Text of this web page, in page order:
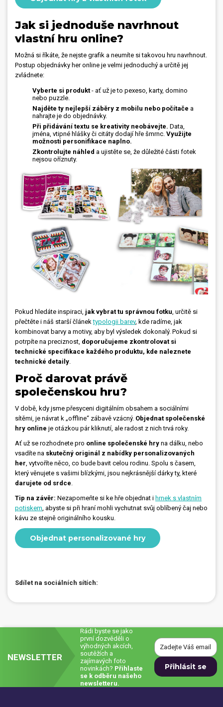
Jak si jednoduše navrhnout
vlastní hru online?
Možná si říkáte, že nejste grafik a neumíte si takovou hru navrhnout.
Postup objednávky her online je velmi jednoduchý a určitě jej
zvládnete:
Vyberte si produkt - ať už je to pexeso, karty, domino
nebo puzzle.
Najděte ty nejlepší záběry z mobilu nebo počítače a
nahrajte je do objednávky.
Při přidávání textu se kreativity neobávejte. Data,
jména, vtipné hlášky či citáty dodají hře šmrnc. Využijte
možnosti personifikace naplno.
Zkontrolujte náhled a ujistěte se, že důležité části fotek
nejsou oříznuty.
Pokud hledáte inspiraci, jak vybrat tu správnou fotku , určitě si
přečtěte i náš starší článektypologii barev, kde radíme, jak
kombinovat barvy a motivy, aby byl výsledek dokonalý. Pokud si
potrpíte na preciznost, doporučujeme zkontrolovat si
technické specifikace každého produktu, kde naleznete
technické detaily
Proč darovat právě
společenskou hru?
V době, kdy jsme přesyceni digitálním obsahem a sociálními
sítěmi, je návrat k „offline“ zábavě vzácný. Objednat společenské
hry online je otázkou pár kliknutí, ale radost z nich trvá roky.
Ať už se rozhodnete pro online společenské hry na dálku, nebo
vsadíte na skutečný originál z nabídky personalizovaných
her , vytvoříte něco, co bude bavit celou rodinu. Spolu s časem,
který věnujete s vašimi blízkými, jsou nejkrásnější dárky ty, které
darujete od srdce
Tip na závěr: Nezapomeňte si ke hře objednat i hrnek s vlastním
potiskem , abyste si při hraní mohli vychutnat svůj oblíbený čaj nebo
kávu ze stejně originálního kousku.
Objednat personalizované hry
Sdílet na sociálních sítích:
NEWSLETTER
Rádi byste se jako
první dozvěděli o
výhodných akcích,
soutěžích a
zajímavých foto
novinkách? Přihlaste
se k odběru našeho
newsletteru.